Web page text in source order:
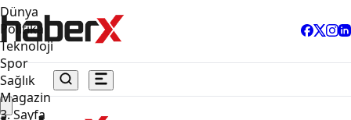
Dünya
Politika
Teknoloji
Spor
Sağlık
Magazin
3. Sayfa